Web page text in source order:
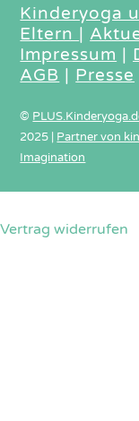
Kinderyoga
Eltern |
Impressum |
AGB | Presse
©
2025
Partner von
Imagination
Vertrag widerrufen